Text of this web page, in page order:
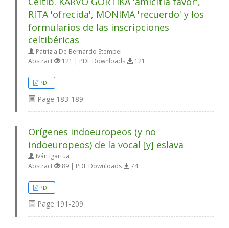
RITA 'ofrecida', MONIMA 'recuerdo' y los
formularios de las inscripciones
celtibéricas
Patrizia De Bernardo Stempel
Abstract
121 | PDF Downloads 121
PDF
Page 183-189
Orígenes indoeuropeos (y no
indoeuropeos) de la vocal [y] eslava
Iván Igartua
Abstract
89 | PDF Downloads 74
PDF
Page 191-209